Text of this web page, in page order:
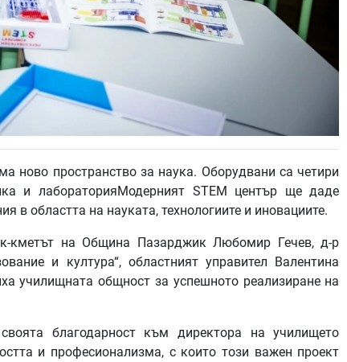
ново пространство за наука. Оборудвани са четири
и лабораторияМодерният STEM център ще даде
в областта на науката, технологиите и иновациите.
кметът на Община Пазарджик Любомир Гечев, д-р
и култура“, областният управител Валентина
училищната общност за успешното реализиране на
благодарност към директора на училището
и професионализма, с които този важен проект